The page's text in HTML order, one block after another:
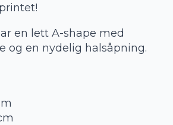
en lett A-shape med
og en nydelig halsåpning.